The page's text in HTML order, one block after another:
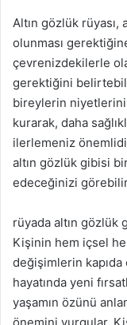
Altın gözlük
olunması
çevrenizdekilerle
gerektiğini
bireylerin niyetlerini
kurarak, daha
ilerlemeniz
altın gözlük gibisi
edeceğinizi
rüyada altın gözlük
Kişinin hem içsel
değişimlerin kapıda
hayatında yeni
yaşamın özünü